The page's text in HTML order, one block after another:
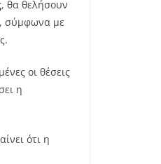
, θα θελήσουν
σύμφωνα με
οι θέσεις
η
ότι η